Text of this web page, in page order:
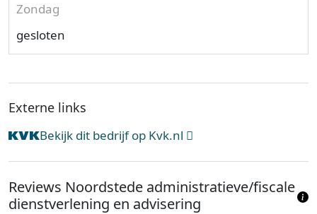
Zondag
gesloten
Externe links
Bekijk dit bedrijf op Kvk.nl
Reviews Noordstede administratieve/fiscale
dienstverlening en advisering